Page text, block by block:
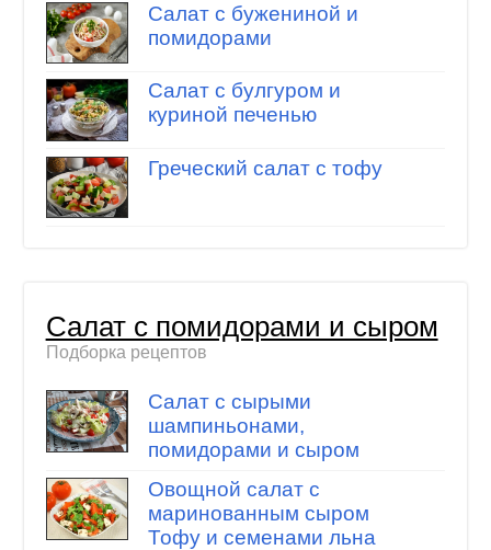
Салат с бужениной и
помидорами
Салат с булгуром и
куриной печенью
Греческий салат с тофу
Салат с помидорами и сыром
Подборка рецептов
Салат с сырыми
шампиньонами,
помидорами и сыром
Овощной салат с
маринованным сыром
Тофу и семенами льна